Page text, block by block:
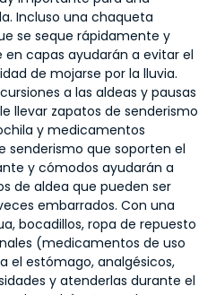
Incluso una chaqueta
se seque rápidamente y
capas ayudarán a evitar el
de mojarse por la lluvia.
a las aldeas y pausas
llevar zapatos de senderismo
y medicamentos
senderismo que soporten el
y cómodos ayudarán a
de aldea que pueden ser
embarrados. Con una
bocadillos, ropa de repuesto
(medicamentos de uso
el estómago, analgésicos,
y atenderlas durante el